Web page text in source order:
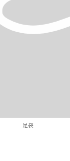
足袋